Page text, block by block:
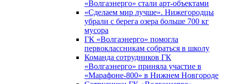
«Волгаэнерго» стали арт-объектами
«Сделаем мир лучше». Нижегородцы
убрали с берега озера больше 700 кг
мусора
ГК «Волгаэнерго» помогла
первоклассникам собраться в школу
Команда сотрудников ГК
«Волгаэнерго» приняла участие в
«Марафоне-800» в Нижнем Новгороде